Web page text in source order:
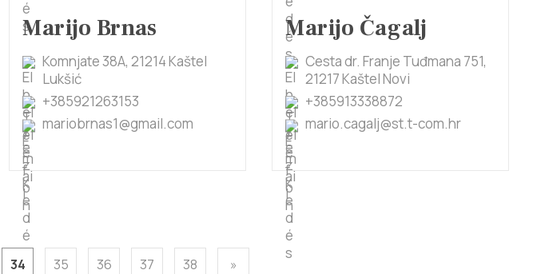
Marijo Brnas
Komnjate 38A, 21214 Kaštel
Lukšić
+385921263153
mariobrnas1@gmail.com
Marijo Čagalj
Cesta dr. Franje Tuđmana 751,
21217 Kaštel Novi
+385913338872
mario.cagalj@st.t-com.hr
34 35 36 37 38 »